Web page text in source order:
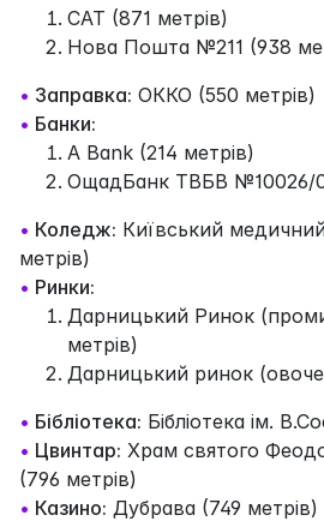
САТ (871 метрів)
Нова Пошта №211 (938
• Заправка: ОККО (550 метрів)
• Банки:
A Bank (214 метрів)
ОщадБанк ТВБВ №10026/
• Коледж: Київський
метрів)
• Ринки:
Дарницький Ринок
метрів)
Дарницький ринок
• Бібліотека: Бібліотека ім.
• Цвинтар: Храм святого
(796 метрів)
• Казино: Дубрава (749 метрів)